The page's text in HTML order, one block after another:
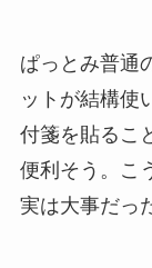
ぱっとみ普通
ットが結構使
付箋を貼るこ
便利そう。こ
実は大事だっ